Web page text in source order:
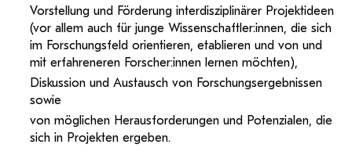
Vorstellung und Förderung interdisziplinärer Projektideen
(vor allem auch für junge Wissenschaftler:innen, die sich
im Forschungsfeld orientieren, etablieren und von und
mit erfahreneren Forscher:innen lernen möchten),
Diskussion und Austausch von Forschungsergebnissen
sowie
von möglichen Herausforderungen und Potenzialen, die
sich in Projekten ergeben.
Bitte kontaktieren Sie unsere Mitarbeiter:innen nicht über die
persönliche Mailadresse, sondern über den oben
angegebenen Hilfebutton.
Service
Ideen und Verbesserungen Campus